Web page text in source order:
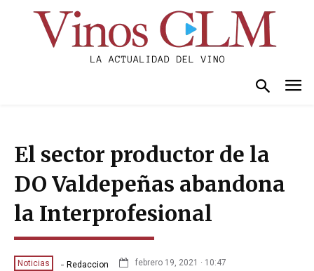
El sector productor de la
DO Valdepeñas abandona
la Interprofesional
Noticias - Redaccion febrero 19, 2021 · 10:47